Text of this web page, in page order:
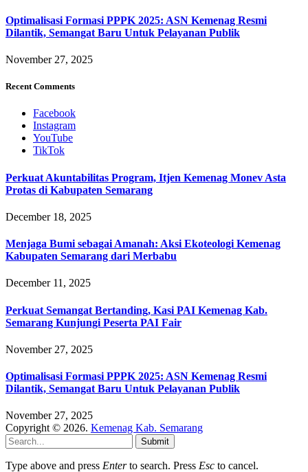
Optimalisasi Formasi PPPK 2025: ASN Kemenag Resmi
Dilantik, Semangat Baru Untuk Pelayanan Publik
November 27, 2025
Recent Comments
Facebook
Instagram
YouTube
TikTok
Perkuat Akuntabilitas Program, Itjen Kemenag Monev Asta
Protas di Kabupaten Semarang
December 18, 2025
Menjaga Bumi sebagai Amanah: Aksi Ekoteologi Kemenag
Kabupaten Semarang dari Merbabu
December 11, 2025
Perkuat Semangat Bertanding, Kasi PAI Kemenag Kab.
Semarang Kunjungi Peserta PAI Fair
November 27, 2025
Optimalisasi Formasi PPPK 2025: ASN Kemenag Resmi
Dilantik, Semangat Baru Untuk Pelayanan Publik
November 27, 2025
Copyright © 2026. Kemenag Kab. Semarang
Submit
Type above and press Enterto search. Press Esc to cancel.